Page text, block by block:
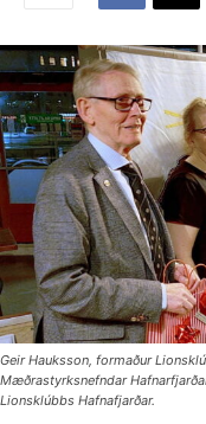
Geir Hauksson, formaður
Mæðrastyrksnefndar
Lionsklúbbs Hafnafjarðar.